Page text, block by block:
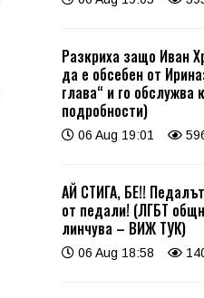
Разкриха защо Иван
да е обсебен от
глава“ и го обслужва
подробности)
06 Aug 19:01
АЙ СТИГА, БЕ!!
от педали! (ЛГБТ
линчува – ВИЖ ТУК)
06 Aug 18:58